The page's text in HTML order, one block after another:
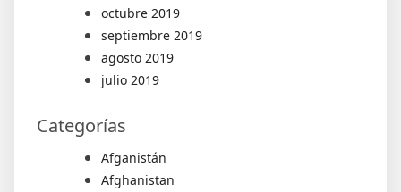
octubre 2019
septiembre 2019
agosto 2019
julio 2019
Categorías
Afganistán
Afghanistan